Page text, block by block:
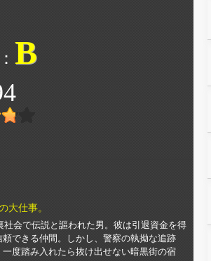
B
大仕事。
会で伝説と謳われた男。彼は引退資金を得
できる仲間。しかし、警察の執拗な追跡
度踏み入れたら抜け出せない暗黒街の宿